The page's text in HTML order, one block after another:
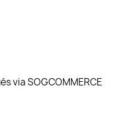
via SOGCOMMERCE